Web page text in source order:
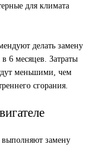
для климата
делать замену
6 месяцев. Затраты
меньшими, чем
сгорания.
выполняют замену